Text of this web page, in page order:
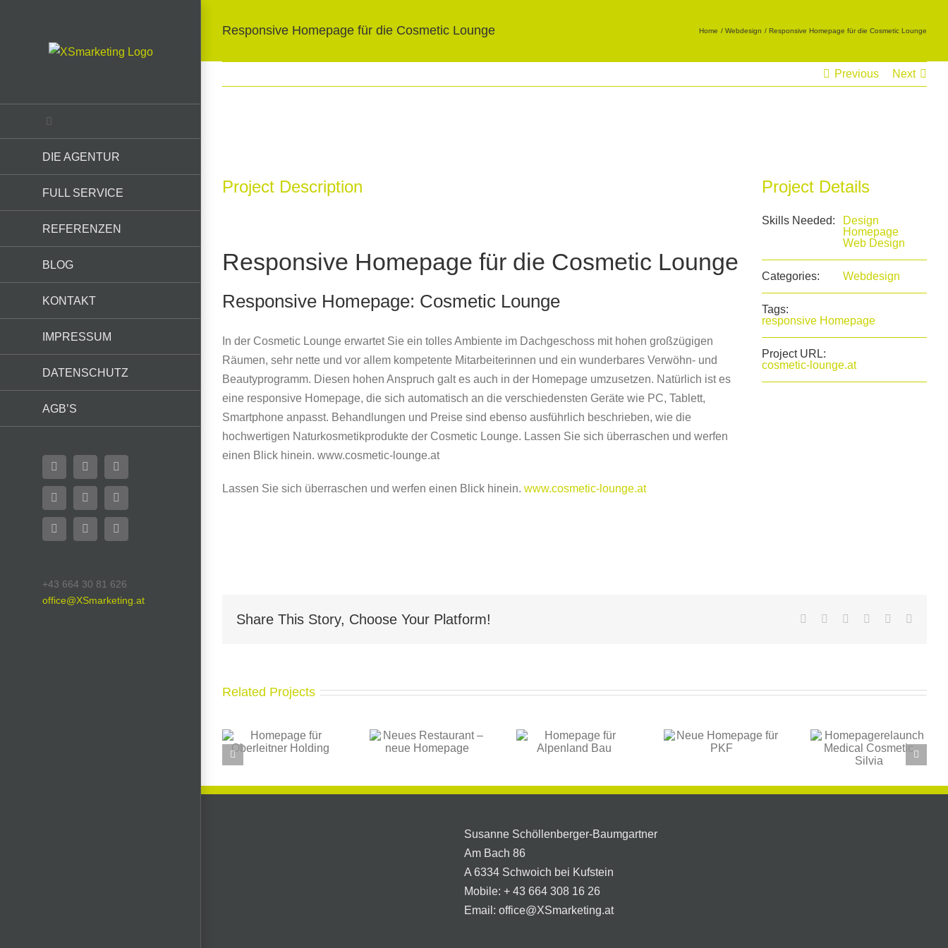
DIE AGENTUR
FULL SERVICE
REFERENZEN
BLOG
KONTAKT
IMPRESSUM
DATENSCHUTZ
AGB’S
FacebookFlickr X
YouTubeInstagramPinterest
LinkedInEmail WhatsApp
+43 664 30 81 626
office@XSmarketing.at
Responsive Homepage für die Cosmetic Lounge Home Webdesign Responsive Homepage für die Cosmetic Lounge
Previous Next
Project Description
Responsive Homepage für die Cosmetic Lounge
Responsive Homepage: Cosmetic Lounge
In der Cosmetic Lounge erwartet Sie ein tolles Ambiente im Dachgeschoss mit hohen großzügigen
Räumen, sehr nette und vor allem kompetente Mitarbeiterinnen und ein wunderbares Verwöhn- und
Beautyprogramm. Diesen hohen Anspruch galt es auch in der Homepage umzusetzen. Natürlich ist es
eine responsive Homepage, die sich automatisch an die verschiedensten Geräte wie PC, Tablett,
Smartphone anpasst. Behandlungen und Preise sind ebenso ausführlich beschrieben, wie die
hochwertigen Naturkosmetikprodukte der Cosmetic Lounge. Lassen Sie sich überraschen und werfen
einen Blick hinein. www.cosmetic-lounge.at
Lassen Sie sich überraschen und werfen einen Blick hinein. www.cosmetic-lounge.at
Project Details
Skills Needed:
Design
Homepage
Web Design
Categories: Webdesign
Tags:
responsive Homepage
Project URL:
cosmetic-lounge.at
Share This Story, Choose Your Platform! Facebook LinkedInWhatsApp
Pinterest
Related Projects
Neues
Restaurant –
Homepage für
Neue
Homepage für
Homepagerelaunch
Silvia
Homepage für
Akademie
Gesund
Leben
Susanne Schöllenberger-Baumgartner
Am Bach 86
A 6334 Schwoich bei Kufstein
Mobile: + 43 664 308 16 26
Email: office@XSmarketing.at